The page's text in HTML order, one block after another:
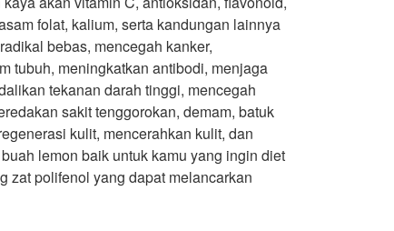
folat, kalium, serta kandungan lainnya
bebas, mencegah kanker,
tubuh, meningkatkan antibodi, menjaga
tekanan darah tinggi, mencegah
sakit tenggorokan, demam, batuk
kulit, mencerahkan kulit, dan
lemon baik untuk kamu yang ingin diet
zat polifenol yang dapat melancarkan